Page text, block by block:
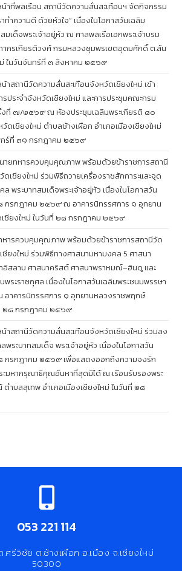
น้าที่พลเรือน สถานีวัดความสั่นสะเทือนฯ จัดกิจกรรม
ทำความดี ด้วยหัวใจ” เนื่องในโอกาสวันเฉลิม
มเด็จพระเจ้าอยู่หัว ณ ศาลพลเรือเอกพระเจ้าบรม
ากรเกียรติวงศ์ กรมหลวงชุมพรเขตอุดมศักดิ์ ต.สัน
ม่ ในวันจันทร์ที่ ๓ สิงหาคม ๒๕๖๙
สถานีวัดความสั่นสะเทือนจังหวัดเชียงใหม่ เข้า
ประจำจังหวัดเชียงใหม่ และการประชุมคณะกรม
งที่ ๗/๒๕๖๙ ณ ห้องประชุมเฉลิมพระเกียรติ ๘๐
ดเชียงใหม่ ตำบลช้างเผือก อำเภอเมืองเชียงใหม่
กร์ที่ ๓๑ กรกฎาคม ๒๕๖๙
ายทหารควบคุมคุณภาพ พร้อมด้วยข้าราชการสถานี
เชียงใหม่ ร่วมพิธีถวายเครื่องราชสักการะและจุด
พระบาทสมเด็จพระเจ้าอยู่หัว เนื่องในโอกาสวัน
กรกฎาคม ๒๕๖๙ ณ อาคารนิทรรศการ ๑ อุทยาน
ชียงใหม่ ในวันที่ ๒๘ กรกฎาคม ๒๕๖๙
ารควบคุมคุณภาพ พร้อมด้วยข้าราชการสถานีวัด
ยงใหม่ ร่วมพิธีทางศาสนามหามงคล 5 ศาสนา
อิสลาม ศาสนาคริสต์ ศาสนาพราหมณ์–ฮินดู และ
พระราชกุศล เนื่องในโอกาสวันเฉลิมพระชนมพรรษา
าคารนิทรรศการ ๑ อุทยานหลวงราชพฤกษ์
๒๘ กรกฎาคม ๒๕๖๙
าสถานีวัดความสั่นสะเทือนจังหวัดเชียงใหม่ ร่วมลง
ระบาทสมเด็จ พระเจ้าอยู่หัว เนื่องในโอกาสวัน
กรกฎาคม ๒๕๖๙ เพื่อแสดงออกถึงความจงรัก
ะมหากรุณาธิคุณอันหาที่สุดมิได้ ณ เรือนรับรองพระ
ำบลสุเทพ อำเภอเมืองเชียงใหม่ ในวันที่ ๒๘
053 221 114
.ศรีวิชัย ต.ช้างเผือก อ.เมือง จ.เชียงใหม่
50300